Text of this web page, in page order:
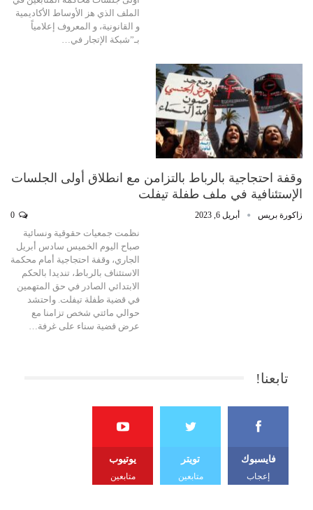
الملف الذي هز الأوساط الأكاديمية
و القانونية، و المعروف إعلامياً
بـ”شبكة الإتجار في…
وقفة احتجاجية بالرباط بالتزامن مع انطلاق أولى الجلسات
الإستئنافية في ملف طفلة تيفلت
زاكورة بريس أبريل 6, 2023
نظمت جمعيات حقوقية ونسائية
صباح اليوم الخميس سادس أبريل
الجاري، وقفة احتجاجية أمام محكمة
الاستئناف بالرباط، تنديدا بالحكم
الابتدائي الصادر في حق المتهمين
في قضية طفلة تيفلت. واحتشد
حوالي مائتي شخص تزامنا مع
عرض قضية سناء على غرفة…
تابعنا!
فايسبوك
إعجاب
تويتر
متابعين
يوتيوب
متابعين